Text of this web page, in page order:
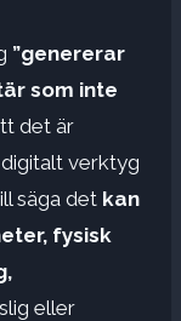
”genererar
som inte
det är
verktyg
säga det kan
fysisk
eller